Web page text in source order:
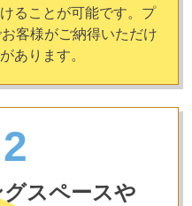
ることが可能です。プ
客様がご納得いただけ
あります。
スペースや